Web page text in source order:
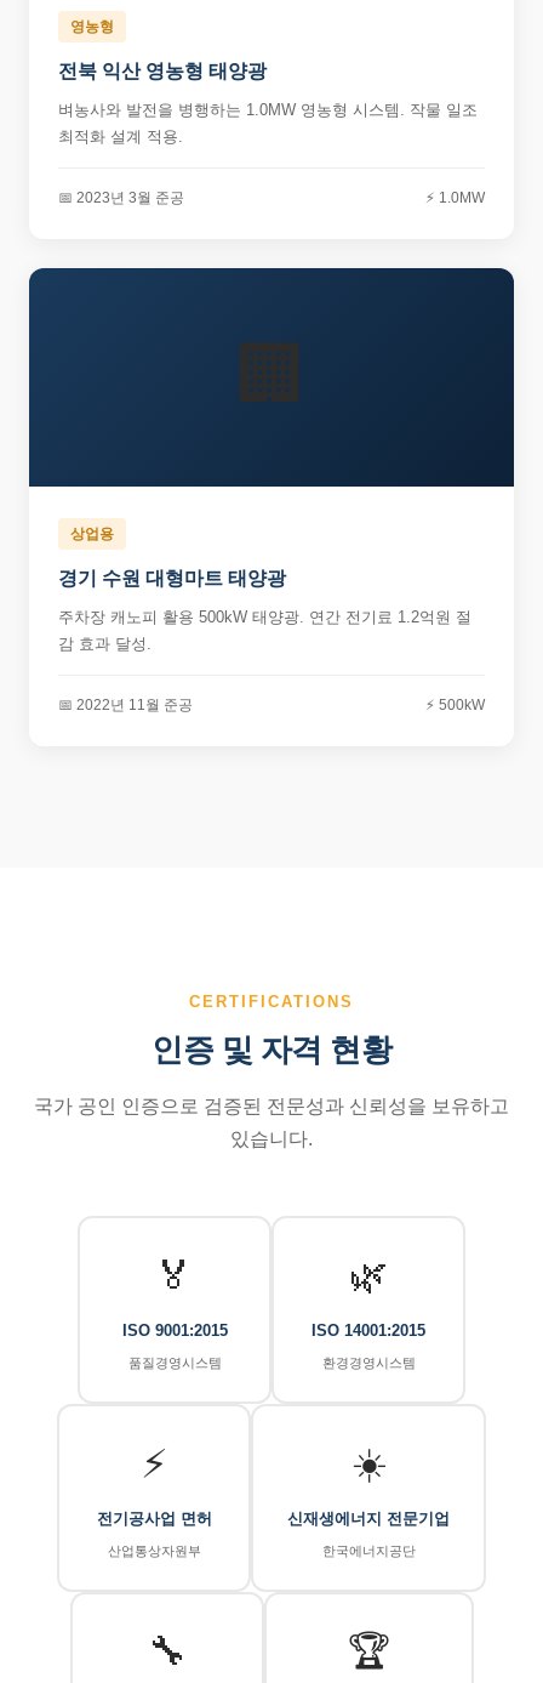
영농형
전북 익산 영농형 태양광
벼농사와 발전을 병행하는 1.0MW 영농형 시스템. 작물 일조
최적화 설계 적용.
📅 2023년 3월 준공 ⚡ 1.0MW
🏢
상업용
경기 수원 대형마트 태양광
주차장 캐노피 활용 500kW 태양광. 연간 전기료 1.2억원 절
감 효과 달성.
📅 2022년 11월 준공 ⚡ 500kW
CERTIFICATIONS
인증 및 자격 현황
국가 공인 인증으로 검증된 전문성과 신뢰성을 보유하고
있습니다.
🏅
ISO 9001:2015
품질경영시스템
🌿
ISO 14001:2015
환경경영시스템
⚡
전기공사업 면허
산업통상자원부
☀️
신재생에너지 전문기업
한국에너지공단
🔧 🏆